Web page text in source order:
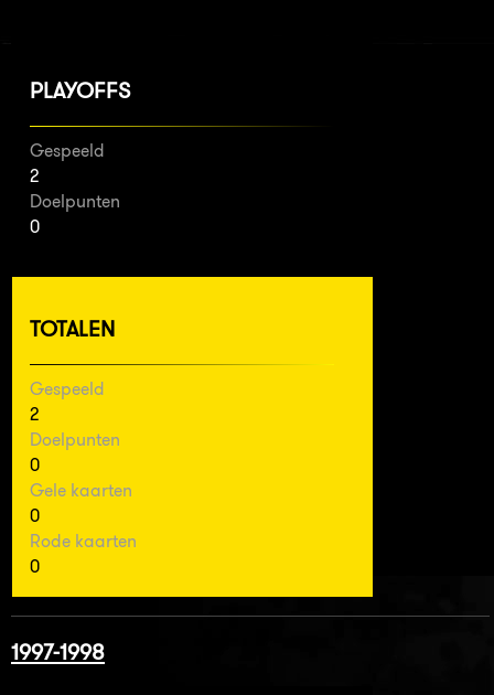
PLAYOFFS
Gespeeld
2
Doelpunten
0
TOTALEN
Gespeeld
2
Doelpunten
0
Gele kaarten
0
Rode kaarten
0
1997-1998